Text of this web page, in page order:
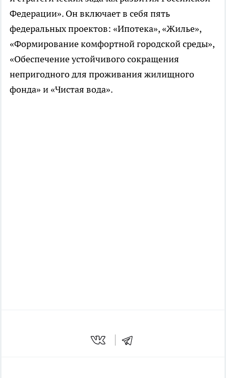
Федерации». Он включает в себя пять
федеральных проектов: «Ипотека», «Жилье»,
«Формирование комфортной городской среды»,
«Обеспечение устойчивого сокращения
непригодного для проживания жилищного
фонда» и «Чистая вода».